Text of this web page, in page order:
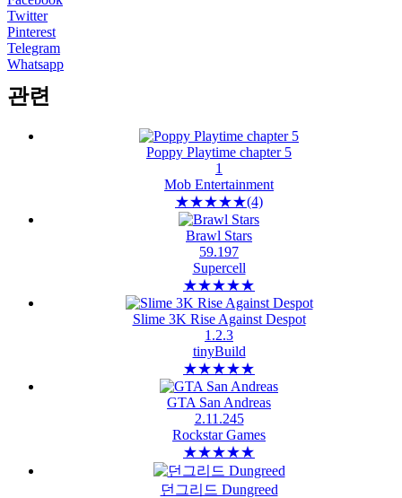
Twitter
Pinterest
Telegram
Whatsapp
관련
Poppy Playtime chapter 5
1
Mob Entertainment
★★★★★(4)
Brawl Stars
59.197
Supercell
★★★★★
Slime 3K Rise Against Despot
1.2.3
tinyBuild
★★★★★
GTA San Andreas
2.11.245
Rockstar Games
★★★★★
던그리드 Dungreed